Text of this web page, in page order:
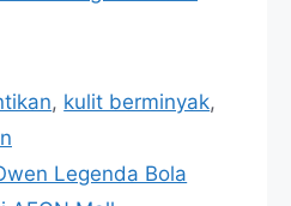
, kulit berminyak,
Legenda Bola